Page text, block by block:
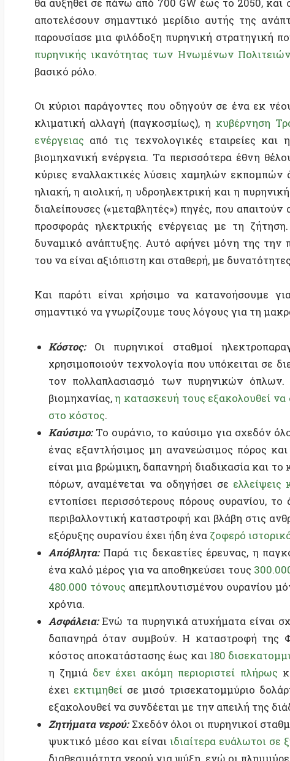
βιομηχανική ενέργεια. Τα περισσότερα έθνη θέλουν
κύριες εναλλακτικές λύσεις χαμηλών εκπομπών
ηλιακή, η αιολική, η υδροηλεκτρική και η πυρηνική
διαλείπουσες («μεταβλητές») πηγές, που απαιτούν
προσφοράς ηλεκτρικής ενέργειας με τη ζήτηση. Η
του να είναι αξιόπιστη και σταθερή, με δυνατότητες
Και παρότι είναι χρήσιμο να κατανοήσουμε γιατί ο
σημαντικό να γνωρίζουμε τους λόγους για τη μακρά
Κόστος: Οι πυρηνικοί σταθμοί
χρησιμοποιούν τεχνολογία που υπόκειται σε
τον πολλαπλασιασμό των πυρηνικών όπλων.
βιομηχανίας,η κατασκευή τους εξακολουθεί να
στο κόστος.
Καύσιμο: Το ουράνιο, το καύσιμο για σχεδόν όλους
είναι μια βρώμικη, δαπανηρή διαδικασία και το
πόρων, αναμένεται να οδηγήσει σε
ελλείψεις
εντοπίσει περισσότερους πόρους ουρανίου, το
εξόρυξης ουρανίου έχει ήδη έναζοφερό ιστορικό.
Απόβλητα:Παρά τις δεκαετίες έρευνας, η
ένα καλό μέρος για να αποθηκεύσει τους300.000
480.000 τόνους απεμπλουτισμένου ουρανίου μόνο
χρόνια.
Ασφάλεια:Ενώ τα πυρηνικά ατυχήματα είναι
δαπανηρά όταν συμβούν. Η καταστροφή της
κόστος αποκατάστασης έως και 180 δισεκατομμύρια
η ζημιά
δεν έχει ακόμη περιοριστεί πλήρως
και
έχει
εκτιμηθεί
σε μισό τρισεκατομμύριο δολάρια.
εξακολουθεί να συνδέεται με την απειλή της
Ζητήματα νερού:Σχεδόν όλοι οι πυρηνικοί σταθμοί
ψυκτικό μέσο και είναιιδιαίτερα ευάλωτοι σε
διαθεσιμότητα νερού για ψύξη, ενώ οι πλημμύρες
δίπλα σε ποτάμια, λίμνες και άλλα υδάτινα σώματα)
και ενέχουν τον κίνδυνο μόλυνσης των πηγών νερού.
Αν η πυρηνική βιομηχανία καταφέρει, λοιπόν, να
είναι ανοιχτή. Σύμφωνα με τη βιομηχανία, οι μικροί
προς τα εμπρός.
SMRs: Υπόσχεση ή διαφημιστική εκστρατεία;
Τα κύρια επιχειρήματα υπέρ των μικρών αρθρωτών
φθηνότεροι και ταχύτεροι στην κατασκευή από τους
ότι θα ήταν ασφαλέστεροι και, επειδή είναι
τροφοδοσία απομακρυσμένων πόλεων ή κέντρων